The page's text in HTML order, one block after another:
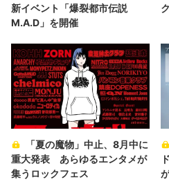
新イベント「爆裂都市伝説
M.A.D」を開催
「夏の魔物」中止、8月中に
重大発表 あらゆるエンタメが
集うロックフェス